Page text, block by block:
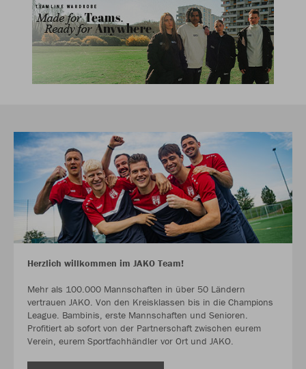
Herzlich willkommen im JAKO Team!
Mehr als 100.000 Mannschaften in über 50 Ländern
vertrauen JAKO. Von den Kreisklassen bis in die Champions
League. Bambinis, erste Mannschaften und Senioren.
Profitiert ab sofort von der Partnerschaft zwischen eurem
Verein, eurem Sportfachhändler vor Ort und JAKO.